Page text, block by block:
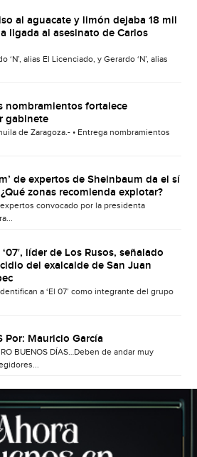
al aguacate y limón dejaba 18 mil
ligada al asesinato de Carlos
‘N’, alias El Licenciado, y Gerardo ‘N’, alias
nombramientos fortalece
gabinete
de Zaragoza.- • Entrega nombramientos
de expertos de Sheinbaum da el sí
zonas recomienda explotar?
convocado por la presidenta
líder de Los Rusos, señalado
del exalcalde de San Juan
a ‘El 07’ como integrante del grupo
Por: Mauricio García
BUENOS DÍAS…Deben de andar muy